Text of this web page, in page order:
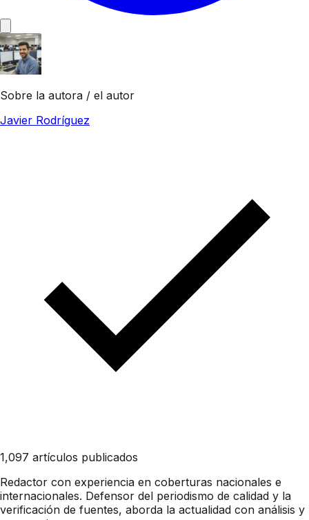
Sobre la autora / el autor
Javier Rodríguez
1,097 artículos publicados
Redactor con experiencia en coberturas nacionales e
internacionales. Defensor del periodismo de calidad y la
verificación de fuentes, aborda la actualidad con análisis y